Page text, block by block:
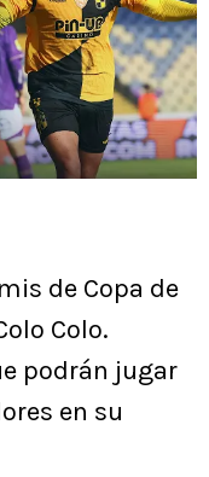
de Copa de
Colo.
podrán jugar
en su